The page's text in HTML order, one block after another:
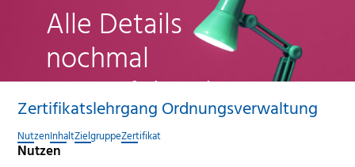
Alle Details
nochmal
genau fokussiert
Zertifikatslehrgang Ordnungsverwaltung
NutzenInhaltZielgruppeZertifikat
Nutzen